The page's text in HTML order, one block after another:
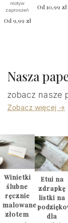
motyw
zaproszeń
Od 9,99 zł
Od 10,99 zł
Nasza
zobacz nasze
Zobacz więcej ->
Winietki
ślubne
ręcznie
malowane
złotem
Etui na
zdrapkę
listki na
dla